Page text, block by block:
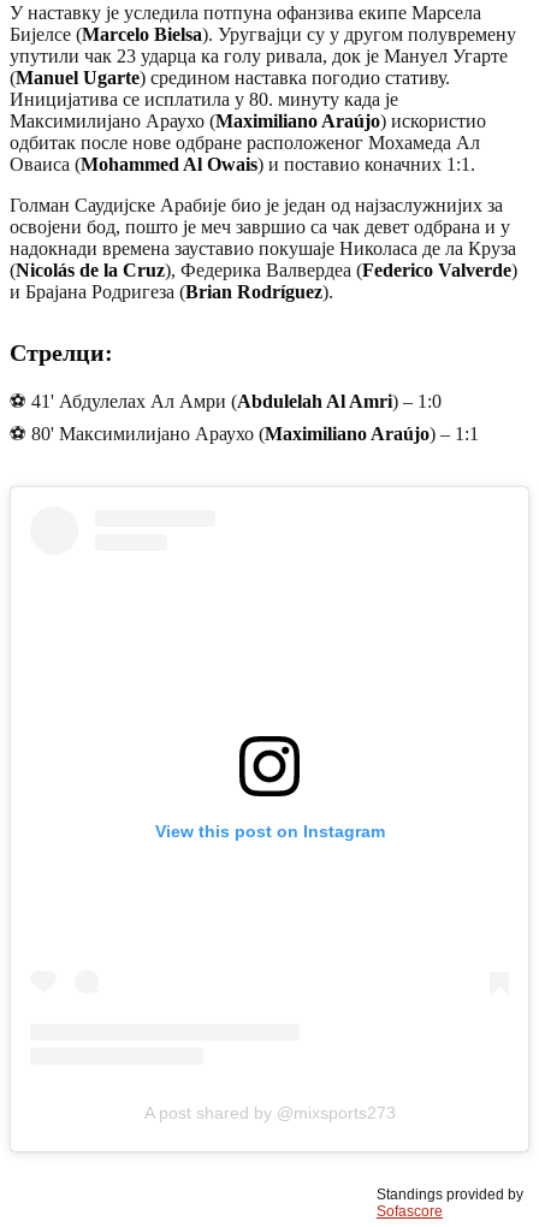
У наставку је уследила потпуна офанзива екипе Марсела
Бијелсе (Marcelo Bielsa). Уругвајци су у другом полувремену
упутили чак 23 ударца ка голу ривала, док је Мануел Угарте
(Manuel Ugarte) средином наставка погодио стативу.
Иницијатива се исплатила у 80. минуту када је
Максимилијано Араухо (Maximiliano Araújo) искористио
одбитак после нове одбране расположеног Мохамеда Ал
Оваиса (Mohammed Al Owais) и поставио коначних 1:1.
Голман Саудијске Арабије био је један од најзаслужнијих за
освојени бод, пошто је меч завршио са чак девет одбрана и у
надокнади времена зауставио покушаје Николаса де ла Круза
(Nicolás de la Cruz), Федерика Валвердеа (Federico Valverde)
и Брајана Родригеза (Brian Rodríguez).
Стрелци:
⚽ 41' Абдулелах Ал Амри (Abdulelah Al Amri) – 1:0
⚽ 80' Максимилијано Араухо (Maximiliano Araújo) – 1:1
View this post on Instagram
A post shared by @mixsports273
Standings provided by
Sofascore